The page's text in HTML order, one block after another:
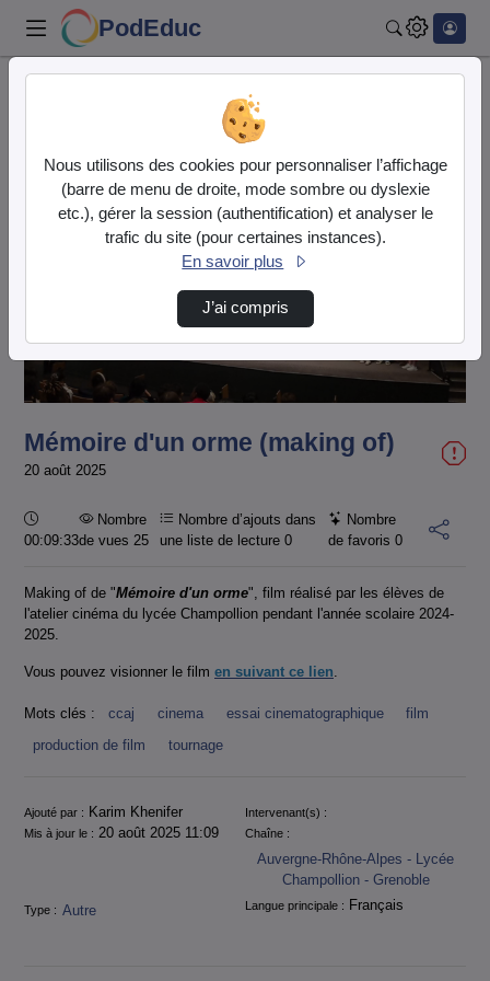
PodEduc
Mémoire d'un orme (making of)
Lire
la
vidéo
Mémoire d'un orme (making of)
20 août 2025
Durée :
00:09:33
Nombre
de vues 25
Nombre d’ajouts dans
une liste de lecture0
Nombre
de favoris 0
Making of de "Mémoire d'un orme", film réalisé par les élèves de
l'atelier cinéma du lycée Champollion pendant l'année scolaire 2024-
2025.
Vous pouvez visionner le film en suivant ce lien
Mots clés : ccaj cinema essai cinematographique
film
production de film
tournage
Informations
Ajouté par : Karim Khenifer
Intervenant(s) :
Mis à jour le : 20 août 2025 11:09 Chaîne :
Auvergne-Rhône-Alpes - Lycée
Champollion - Grenoble
Type : Autre Langue principale : Français
Nous utilisons des cookies pour personnaliser l’affichage
(barre de menu de droite, mode sombre ou dyslexie
etc.), gérer la session (authentification) et analyser le
trafic du site (pour certaines instances).
En savoir plus
J’ai compris